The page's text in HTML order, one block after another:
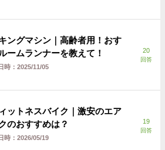
ングマシン｜高齢者用！おす
ームランナーを教えて！
時： 2025/11/05
20
回答
ットネスバイク｜激安のエア
のおすすめは？
時： 2026/05/19
19
回答